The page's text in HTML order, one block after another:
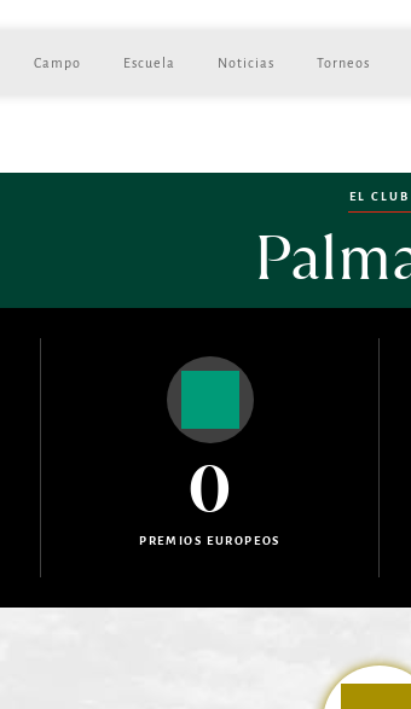
Campo Escuela Noticias Torneos
EL CLUB
0
PREMIOS EUROPEOS